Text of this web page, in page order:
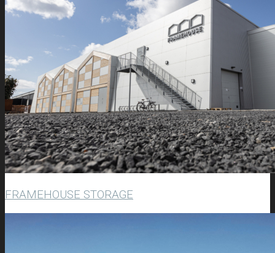
FRAMEHOUSE STORAGE